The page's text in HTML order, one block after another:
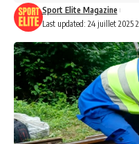
Last updated: 24 juillet 2025
Sport Elite Magazine